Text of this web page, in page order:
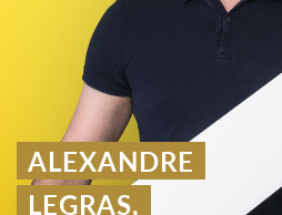
ALEXANDRE
LEGRAS,